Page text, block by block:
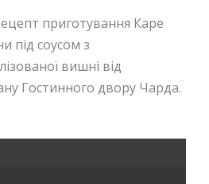
приготування Каре
під соусом з
вишні від
Гостинного двору Чарда.